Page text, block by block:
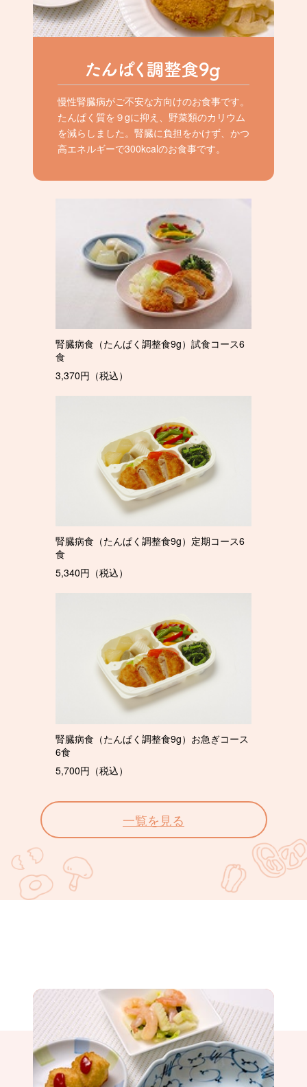
慢性腎臓病がご不安な方向けのお食事です。
たんぱく質を９gに抑え、野菜類のカリウム
を減らしました。腎臓に負担をかけず、かつ
高エネルギーで300kcalのお食事です。
腎臓病食（たんぱく調整食9g）試食コース6
食
3,370円（税込）
腎臓病食（たんぱく調整食9g）定期コース6
食
5,340円（税込）
腎臓病食（たんぱく調整食9g）お急ぎコース
6食
5,700円（税込）
一覧を見る